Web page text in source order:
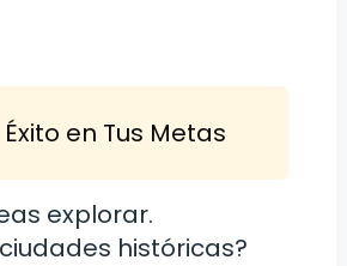
en Tus Metas
explorar.
históricas?